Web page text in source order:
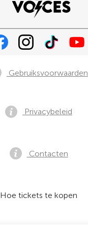
Gebruiksvoorwaarden
Privacybeleid
Contacten
Hoe tickets te kopen